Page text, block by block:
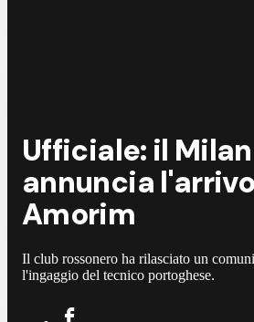
Ufficiale: il Milan
annuncia
Amorim
Il club rossonero ha rilasciato un
l'ingaggio del tecnico portoghese.